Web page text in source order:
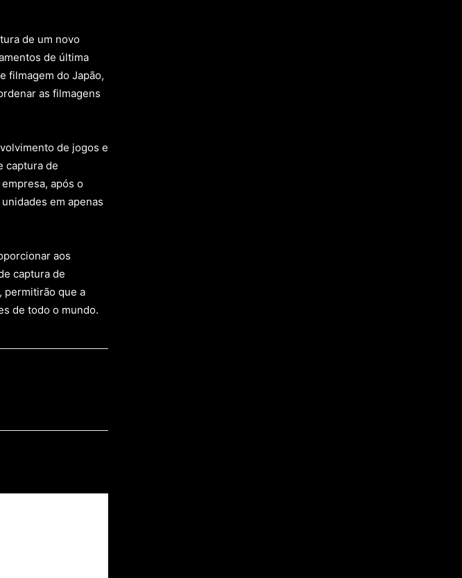
de um novo
de última
filmagem do Japão,
as filmagens
de jogos e
captura de
após o
em apenas
aos
captura de
permitirão que a
de todo o mundo.